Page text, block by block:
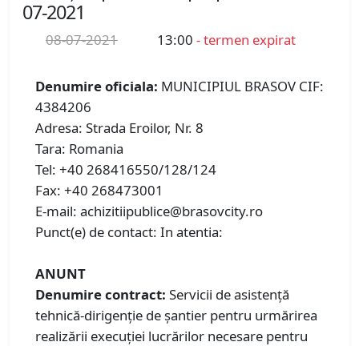
07-2021
08-07-2021 13:00 - termen expirat
Denumire oficiala: MUNICIPIUL BRASOV CIF:
4384206
Adresa: Strada Eroilor, Nr. 8
Tara: Romania
Tel: +40 268416550/128/124
Fax: +40 268473001
E-mail: achizitiipublice@brasovcity.ro
Punct(e) de contact: In atentia:
ANUNT
Denumire contract: Servicii de asistență
tehnică-dirigenţie de şantier pentru urmărirea
realizării execuției lucrărilor necesare pentru